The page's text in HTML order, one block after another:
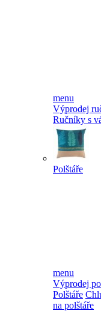
menu
Výprodej
Ručníky s
Polštáře
menu
Výprodej
Polštáře
na polštáře